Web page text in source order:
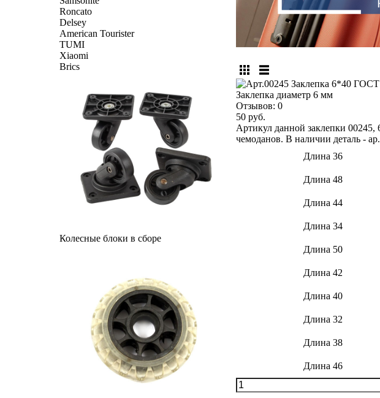
Roncato
Delsey
American Tourister
TUMI
Xiaomi
Brics
Колесные блоки в сборе
Заклепка диаметр 6 мм
Отзывов: 0
50 руб.
Артикул данной заклепки
чемоданов. В наличии деталь -
Длина 36
Длина 48
Длина 44
Длина 34
Длина 50
Длина 42
Длина 40
Длина 32
Длина 38
Длина 46